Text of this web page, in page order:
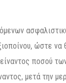
ώστε να
ποσού
μετά την